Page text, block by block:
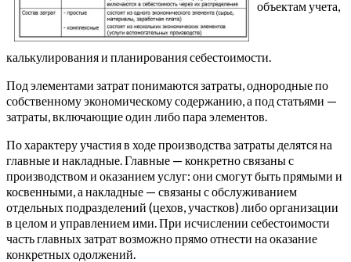
объектам учета,
калькулирования и планирования себестоимости.
Под элементами затрат понимаются затраты, однородные по
собственному экономическому содержанию, а под статьями —
затраты, включающие один либо пара элементов.
По характеру участия в ходе производства затраты делятся на
главные и накладные. Главные — конкретно связаны с
производством и оказанием услуг: они смогут быть прямыми и
косвенными, а накладные — связаны с обслуживанием
отдельных подразделений (цехов, участков) либо организации
в целом и управлением ими. При исчислении себестоимости
часть главных затрат возможно прямо отнести на оказание
конкретных одолжений.